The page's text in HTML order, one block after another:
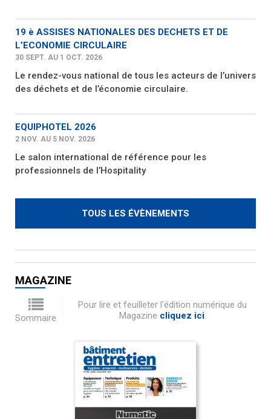
19 è ASSISES NATIONALES DES DECHETS ET DE
L’ECONOMIE CIRCULAIRE
30 SEPT. AU 1 OCT. 2026
Le rendez-vous national de tous les acteurs de l’univers
des déchets et de l’économie circulaire.
EQUIPHOTEL 2026
2 NOV. AU 5 NOV. 2026
Le salon international de référence pour les
professionnels de l’Hospitality
TOUS LES ÉVÈNEMENTS
MAGAZINE
Sommaire
Pour lire et feuilleter l'édition numérique du
Magazine cliquez ici.